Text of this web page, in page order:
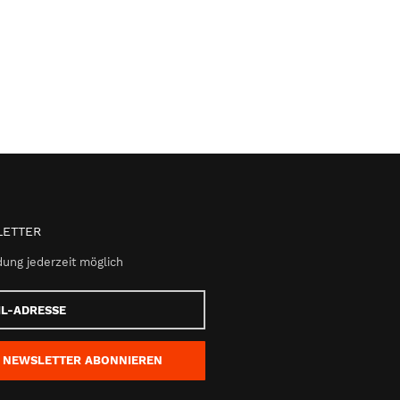
jederzeit möglich
NEWSLETTER ABONNIEREN